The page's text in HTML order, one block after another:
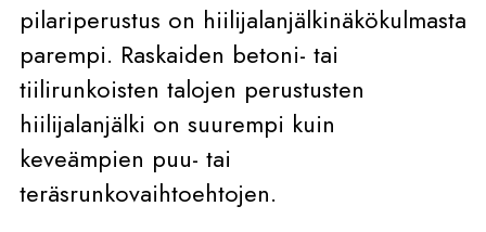
pilariperustus on hiilijalanjälkinäkökulmasta
parempi. Raskaiden betoni- tai
tiilirunkoisten talojen perustusten
hiilijalanjälki on suurempi kuin
keveämpien puu- tai
teräsrunkovaihtoehtojen.